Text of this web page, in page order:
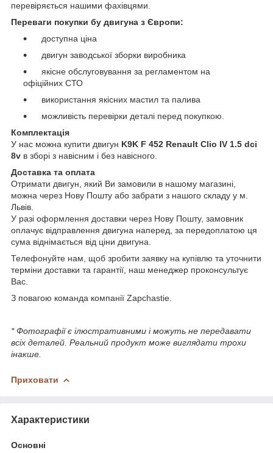
перевіряється нашими фахівцями.
Переваги покупки бу двигуна з Європи:
доступна ціна
двигун заводської зборки виробника
якісне обслуговування за регламентом на
офіційних СТО
використання якісних мастил та палива
можливість перевірки деталі перед покупкою.
Комплектація
У нас можна купити двигун K9K F 452 Renault Clio IV 1.5 dci
8v в зборі з навісним і без навісного.
Доставка та оплата
Отримати двигун, який Ви замовили в нашому магазині,
можна через Нову Пошту або забрати з нашого складу у м.
Львів.
У разі оформлення доставки через Нову Пошту, замовник
оплачує відправлення двигуна наперед, за передоплатою ця
сума віднімається від ціни двигуна.
Телефонуйте нам, щоб зробити заявку на купівлю та уточнити
терміни доставки та гарантії, наш менеджер проконсультує
Вас.
З повагою команда компанії Zapchastie.
* Фотографії є ілюстративними і можуть не передавати
всіх деталей. Реальний продукт може виглядати трохи
інакше.
Приховати
Характеристики
Основні